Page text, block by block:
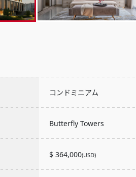
コンドミニアム
Butterfly Towers
$ 364,000(USD)